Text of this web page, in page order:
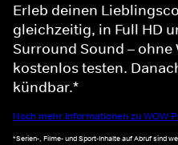
Erleb deinen
gleichzeitig, in Full HD
Surround Sound – ohne
kostenlos testen.
kündbar.*
Noch mehr Informationen zu WOW
*Serien-, Filme- und Sport-Inhalte auf Abruf sind